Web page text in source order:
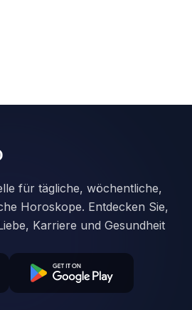
für tägliche, wöchentliche,
Horoskope. Entdecken Sie,
Karriere und Gesundheit